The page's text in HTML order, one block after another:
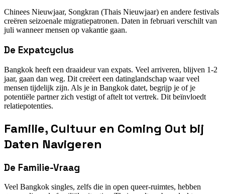
Chinees Nieuwjaar, Songkran (Thais Nieuwjaar) en andere festivals
creëren seizoenale migratiepatronen. Daten in februari verschilt van
juli wanneer mensen op vakantie gaan.
De Expatcyclus
Bangkok heeft een draaideur van expats. Veel arriveren, blijven 1-2
jaar, gaan dan weg. Dit creëert een datinglandschap waar veel
mensen tijdelijk zijn. Als je in Bangkok datet, begrijp je of je
potentiële partner zich vestigt of aftelt tot vertrek. Dit beïnvloedt
relatiepotenties.
Familie, Cultuur en Coming Out bij
Daten Navigeren
De Familie-Vraag
Veel Bangkok singles, zelfs die in open queer-ruimtes, hebben